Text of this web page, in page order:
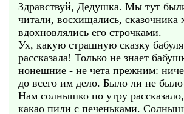
Здравствуй, Дедушка. Мы тут
читали, восхищались, сказочника
вдохновлялись его строчками.
Ух, какую страшную сказку
рассказала! Только не знает
нонешние - не чета прежним:
до всего им дело. Было ли не
Нам солнышко по утру
какао пили с печеньками.